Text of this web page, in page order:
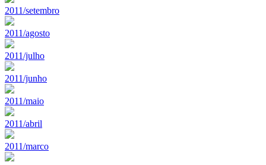
2011/setembro
2011/agosto
2011/julho
2011/junho
2011/maio
2011/abril
2011/marco